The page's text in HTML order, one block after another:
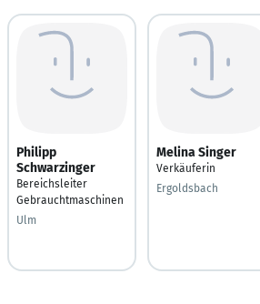
Philipp
Schwarzinger
Bereichsleiter
Gebrauchtmaschinen
Ulm
Melina Singer
Verkäuferin
Ergoldsbach